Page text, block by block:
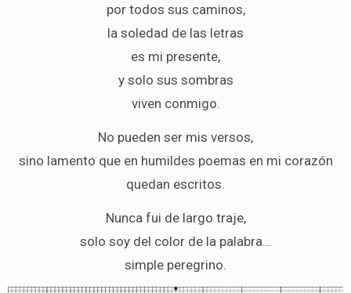
por todos sus caminos,
la soledad de las letras
es mi presente,
y solo sus sombras
viven conmigo.
No pueden ser mis versos,
sino lamento que en humildes poemas en mi corazón
quedan escritos.
Nunca fui de largo traje,
solo soy del color de la palabra…
simple peregrino.